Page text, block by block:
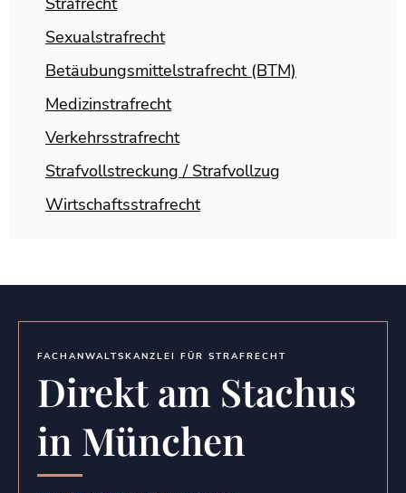
Sexualstrafrecht
Betäubungsmittelstrafrecht (BTM)
Medizinstrafrecht
Verkehrsstrafrecht
Strafvollstreckung / Strafvollzug
Wirtschaftsstrafrecht
FACHANWALTSKANZLEI FÜR STRAFRECHT
Direkt am Stachus
in München